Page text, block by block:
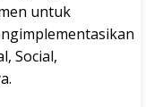
untuk
Social,